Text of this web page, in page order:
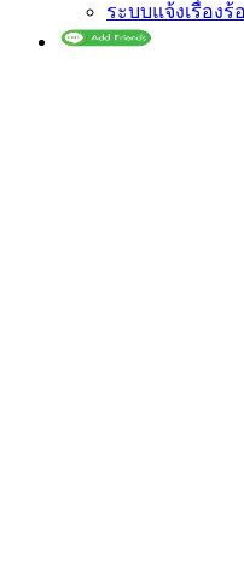
ระบบแจ้งเรื่องร้